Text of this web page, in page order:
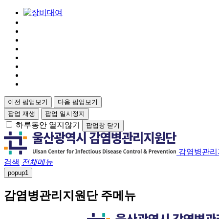
이전 팝업보기
다음 팝업보기
팝업 재생
팝업 일시정지
하루동안 열지않기 팝업창 닫기
감염병관
검색 전체메뉴
popup1
감염병관리지원단 주메뉴